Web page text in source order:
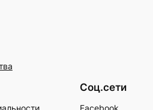
Соц.сети
Facebook